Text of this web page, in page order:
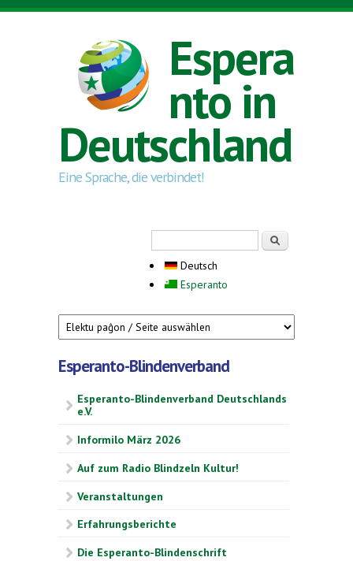
Direkt zum Inhalt
Espera
nto in
Deutschland
Eine Sprache, die verbindet!
Deutsch
Esperanto
Esperanto-Blindenverband
Esperanto-Blindenverband Deutschlands
e.V.
Informilo März 2026
Auf zum Radio Blindzeln Kultur!
Veranstaltungen
Erfahrungsberichte
Die Esperanto-Blindenschrift